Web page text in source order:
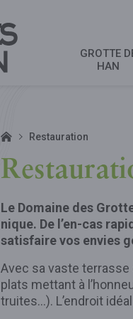
GROTTE
HAN
Restauration
Le Domaine des
nique. De l’en-cas
satisfaire vos envies
Avec sa vaste terrasse
plats mettant à
truites...). L’endroit